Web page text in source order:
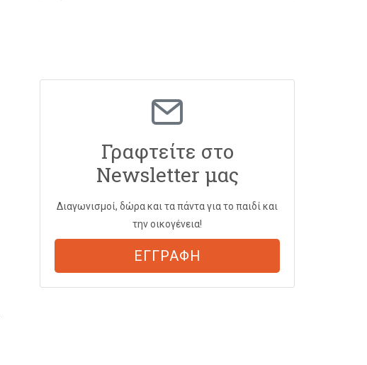
Γραφτείτε στο
Newsletter μας
Διαγωνισμοί, δώρα και τα πάντα για το παιδί και
την οικογένεια!
ΕΓΓΡΑΦΗ